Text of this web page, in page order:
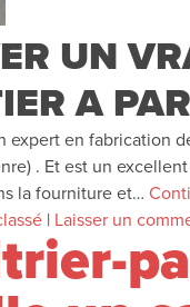
UN
A
expert en fabrication
. Et est un
la fourniture et…
| Laisser un